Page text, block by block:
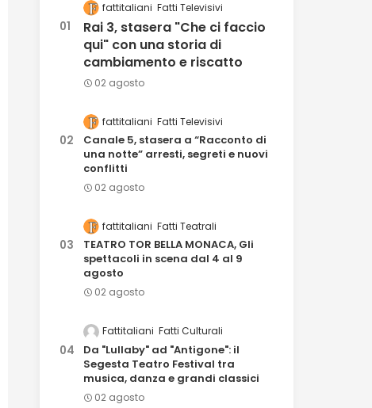
fattitaliani Fatti Televisivi
Rai 3, stasera "Che ci faccio
qui" con una storia di
cambiamento e riscatto
02 agosto
fattitaliani Fatti Televisivi
Canale 5, stasera a “Racconto di
una notte” arresti, segreti e nuovi
conflitti
02 agosto
fattitaliani Fatti Teatrali
TEATRO TOR BELLA MONACA, Gli
spettacoli in scena dal 4 al 9
agosto
02 agosto
Fattitaliani Fatti Culturali
Da "Lullaby" ad "Antigone": il
Segesta Teatro Festival tra
musica, danza e grandi classici
02 agosto